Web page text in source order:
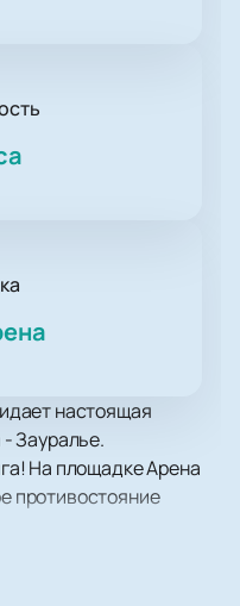
настоящая
Зауралье.
На площадке Арена
противостояние
напряженного,